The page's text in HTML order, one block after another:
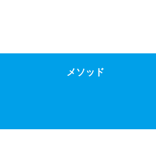
メソッド